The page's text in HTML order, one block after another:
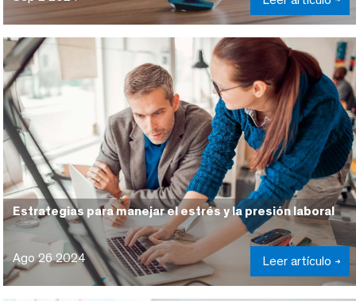
Estrategias para manejar el estrés y la presión laboral
Ago 26 2024 Leer artículo